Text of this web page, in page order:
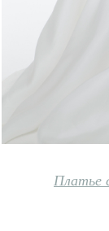
Платье